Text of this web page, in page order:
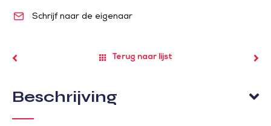
Schrijf naar de eigenaar
Terug naar lijst
Beschrijving